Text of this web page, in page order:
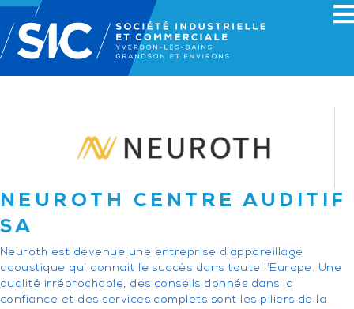
NEUROTH CENTRE AUDITIF
SA
Neuroth est devenue une entreprise d’appareillage
acoustique qui connait le succès dans toute l’Europe. Une
qualité irréprochable, des conseils donnés dans la
confiance et des services complets sont les piliers de la